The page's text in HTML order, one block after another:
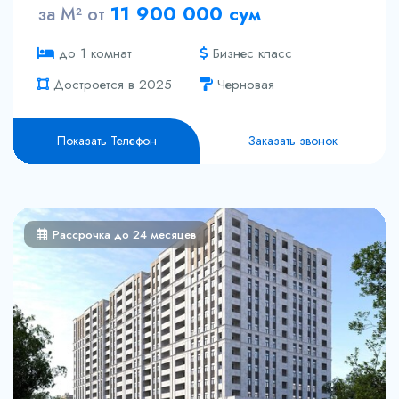
за М² от 11 900 000 сум
до 1 комнат
Бизнес класс
Достроется в 2025
Черновая
Показать Телефон Заказать звонок
Рассрочка до 24 месяцев